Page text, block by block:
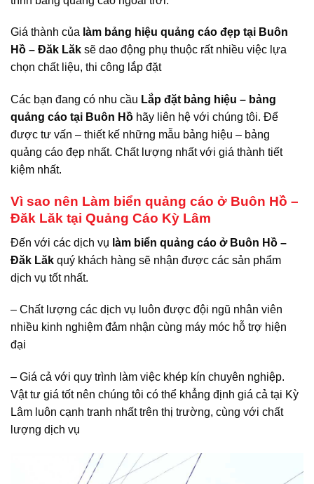
Giá thành của làm bảng hiệu quảng cáo đẹp tại Buôn
Hồ – Đăk Lăk sẽ dao động phụ thuộc rất nhiều việc lựa
chọn chất liệu, thi công lắp đặt
Các bạn đang có nhu cầu Lắp đặt bảng hiệu – bảng
quảng cáo tại Buôn Hồ hãy liên hệ với chúng tôi. Để
được tư vấn – thiết kế những mẫu bảng hiệu – bảng
quảng cáo đẹp nhất. Chất lượng nhất với giá thành tiết
kiệm nhất.
Vì sao nên Làm biển quảng cáo ở Buôn Hồ –
Đăk Lăk tại Quảng Cáo Kỳ Lâm
Đến với các dịch vụ làm biển quảng cáo ở Buôn Hồ –
Đăk Lăk quý khách hàng sẽ nhận được các sản phẩm
dịch vụ tốt nhất.
– Chất lượng các dịch vụ luôn được đội ngũ nhân viên
nhiều kinh nghiệm đảm nhận cùng máy móc hỗ trợ hiện
đại
– Giá cả với quy trình làm việc khép kín chuyên nghiệp.
Vật tư giá tốt nên chúng tôi có thể khẳng định giá cả tại Kỳ
Lâm luôn cạnh tranh nhất trên thị trường, cùng với chất
lượng dịch vụ